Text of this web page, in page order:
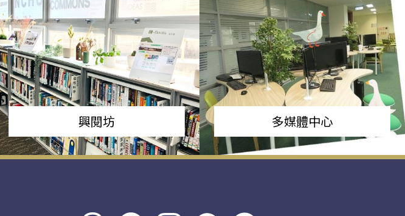
興閱坊 多媒體中心